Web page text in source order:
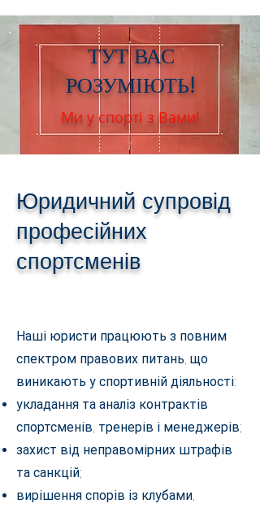
ТУТ ВАС
РОЗУМІЮТЬ!
Ми у спорті з Вами!
Юридичний супровід
професійних
спортсменів
Наші юристи працюють з повним
спектром правових питань, що
виникають у спортивній діяльності:
укладання та аналіз контрактів
спортсменів, тренерів і менеджерів;
захист від неправомірних штрафів
та санкцій;
вирішення спорів із клубами,